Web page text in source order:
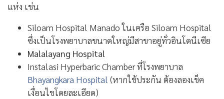
แห่ง เช่น
Siloam Hospital Manado ในเครือ Siloam Hospital
ซึ่งเป็นโรงพยาบาลขนาดใหญ่มีสาขาอยู่ทั่วอินโดนีเซีย
Malalayang Hospital
Instalasi Hyperbaric Chamber ที่โรงพยาบาล
Bhayangkara Hospital (หากใช้ประกัน ต้องลองเช็ค
เงื่อนไขโดยละเอียด)